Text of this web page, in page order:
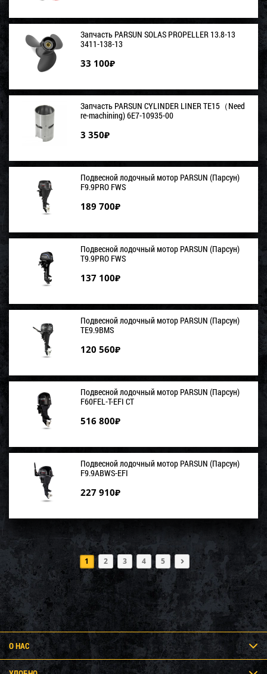
Запчасть PARSUN SOLAS PROPELLER 13.8-13
3411-138-13
33 100₽
Запчасть PARSUN CYLINDER LINER TE15（Need
re-machining) 6E7-10935-00
3 350₽
Подвесной лодочный мотор PARSUN (Парсун)
F9.9PRO FWS
189 700₽
Подвесной лодочный мотор PARSUN (Парсун)
T9.9PRO FWS
137 100₽
Подвесной лодочный мотор PARSUN (Парсун)
TE9.9BMS
120 560₽
Подвесной лодочный мотор PARSUN (Парсун)
F60FEL-T-EFI CT
516 800₽
Подвесной лодочный мотор PARSUN (Парсун)
F9.9ABWS-EFI
227 910₽
1 2 3 4 5
О НАС